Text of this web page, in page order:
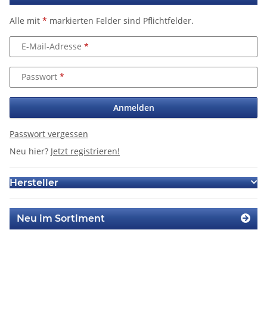
Alle mit * markierten Felder sind Pflichtfelder.
E-Mail-Adresse
Passwort
Anmelden
Passwort vergessen
Neu hier? Jetzt registrieren!
Hersteller
Neu im Sortiment